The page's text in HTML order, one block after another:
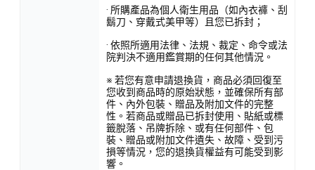
· 所購產品為個人衛生用品（如內衣褲、刮
鬍刀、穿戴式美甲等）且您已拆封；
· 依照所適用法律、法規、裁定、命令或法
院判決不適用鑑賞期的任何其他情況。
※ 若您有意申請退換貨，商品必須回復至
您收到商品時的原始狀態，並確保所有部
件、內外包裝、贈品及附加文件的完整
性。若商品或贈品已拆封使用、貼紙或標
籤脫落、吊牌拆除、或有任何部件、包
裝、贈品或附加文件遺失、故障、受到污
損等情況，您的退換貨權益有可能受到影
響。